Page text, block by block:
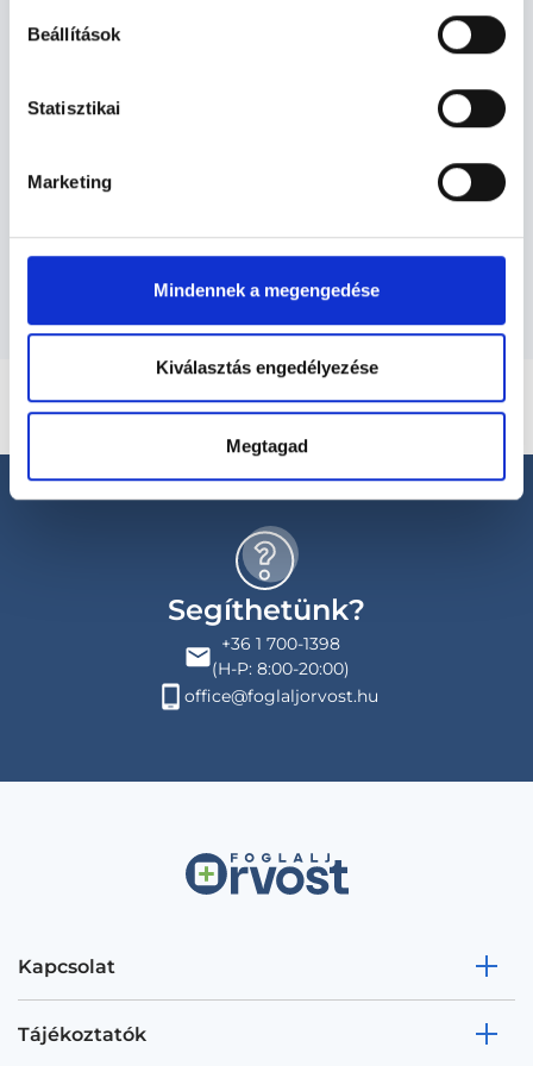
Beállítások
Statisztikai
Marketing
Mindennek a megengedése
Kiválasztás engedélyezése
Megtagad
Szolgáltatások
Segíthetünk?
+36 1 700-1398
(H-P: 8:00-20:00)
office@foglaljorvost.hu
Kapcsolat
Tájékoztatók